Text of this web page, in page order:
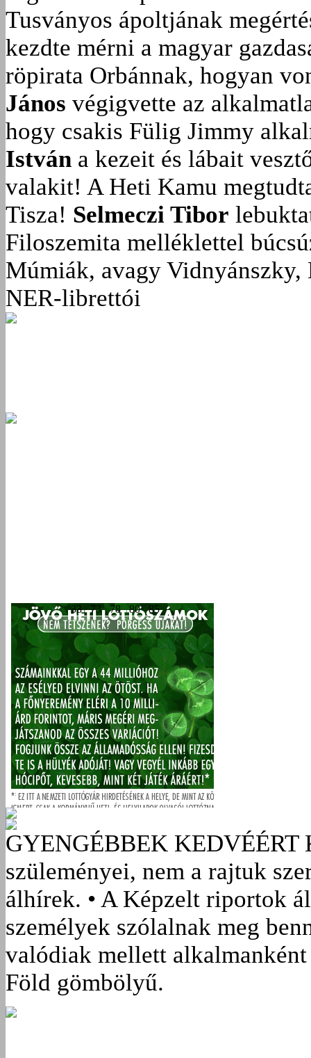
Tusványos ápoltjának
kezdte mérni a magyar
röpirata Orbánnak, hogyan
János végigvette az
hogy csakis Fülig Jimmy
István a kezeit és lábait
valakit! A Heti Kamu
Tisza! Selmeczi Tibor
Filoszemita melléklettel
Múmiák, avagy Vidnyánszky,
NER-librettói
GYENGÉBBEK KEDVÉÉRT
szüleményei, nem a rajtuk
álhírek. • A Képzelt riportok
személyek szólalnak meg
valódiak mellett
Föld gömbölyű.